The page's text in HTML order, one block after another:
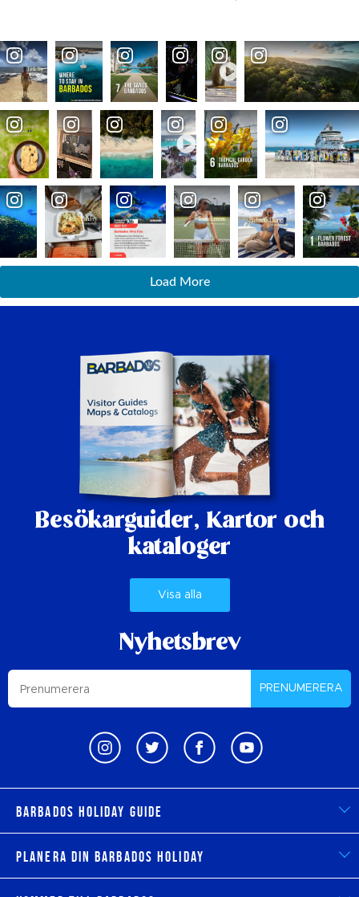
Load More
Besökarguider, Kartor och
kataloger
Visa alla
Nyhetsbrev
PRENUMERERA
Barbados Holiday Guide
Planera din Barbados Holiday